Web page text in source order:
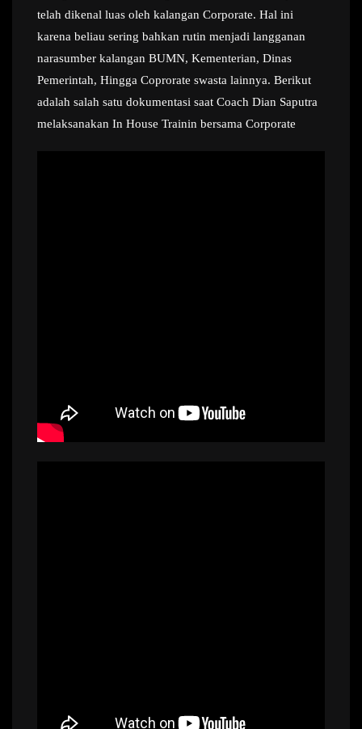
telah dikenal luas oleh kalangan Corporate. Hal ini
karena beliau sering bahkan rutin menjadi langganan
narasumber kalangan BUMN, Kementerian, Dinas
Pemerintah, Hingga Coprorate swasta lainnya. Berikut
adalah salah satu dokumentasi saat Coach Dian Saputra
melaksanakan In House Trainin bersama Corporate